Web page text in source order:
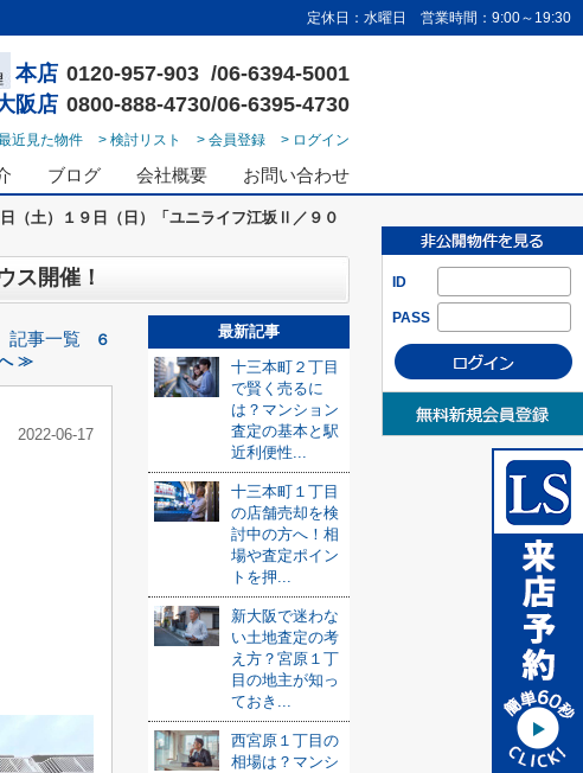
定休日：水曜日 営業時間：9:00～19:30
本店 0120-957-903 /06-6394-5001
阪店 0800-888-4730/06-6395-4730
近見た物件 > 検討リスト > 会員登録 > ログイン
ブログ 会社概要 お問い合わせ
ID
PASS
（土）１９日（日）「ユニライフ江坂Ⅱ／９０
ス開催！
記事一覧
６
へ ≫
2022-06-17
最新記事
十三本町２丁目
で賢く売るに
は？マンション
査定の基本と駅
近利便性...
十三本町１丁目
の店舗売却を検
討中の方へ！相
場や査定ポイン
トを押...
新大阪で迷わな
い土地査定の考
え方？宮原１丁
目の地主が知っ
ておき...
西宮原１丁目の
相場は？マンシ